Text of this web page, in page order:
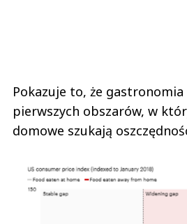
Pokazuje to, że gastronomia
pierwszych obszarów, w
domowe szukają